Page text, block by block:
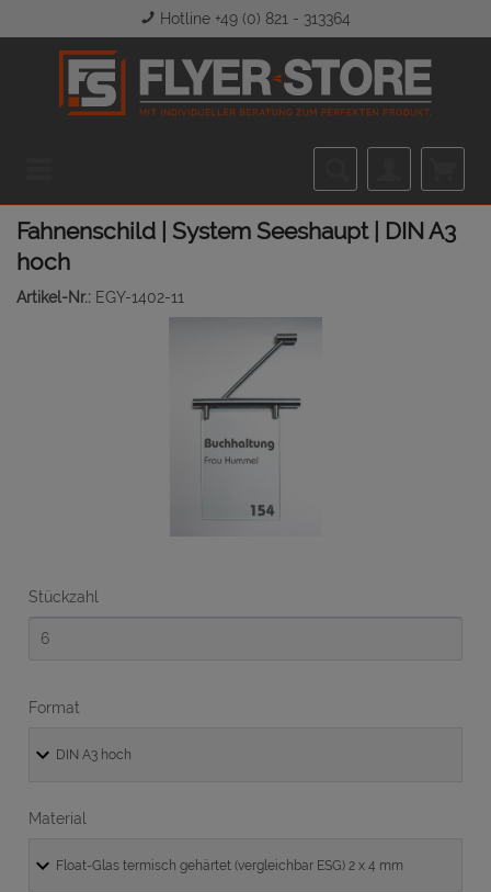
Hotline +49 (0) 821 - 313364
Fahnenschild | System Seeshaupt | DIN A3
hoch
Artikel-Nr.: EGY-1402-11
Stückzahl
Format
Material